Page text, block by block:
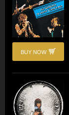
BUY NOW